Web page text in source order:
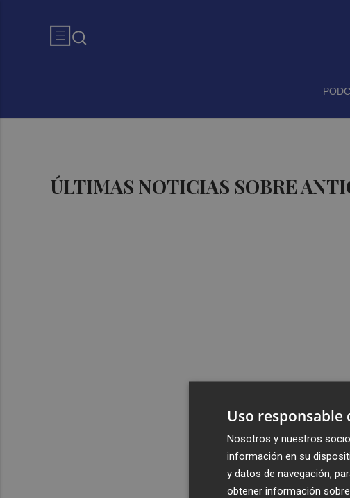
ÚLTIMAS NOTICIAS SOBRE
Uso responsable
Nosotros y nuestros
información en su
y datos de navegación,
obtener información